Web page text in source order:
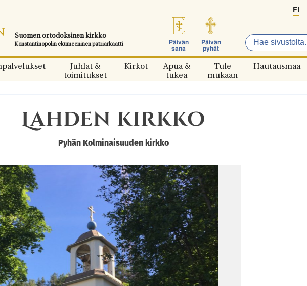
Suomen ortodoksinen kirkko
Konstantinopolin ekumeeninen patriarkaatti
Päivän
sana
Päivän
pyhät
FI
Juhlat &
toimitukset
Kirkot
Apua &
tukea
Tule
mukaan
Hautausmaa
Lahden kirkko
Pyhän Kolminaisuuden kirkko